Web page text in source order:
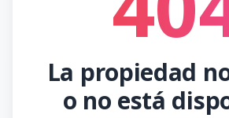
La propiedad
o no está